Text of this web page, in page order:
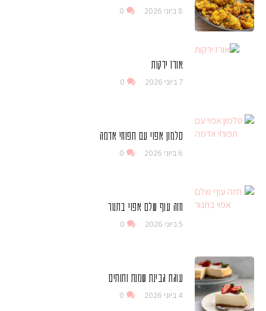
8 ביוני 2026 0
אורז ירקות
7 ביוני 2026 0
סלמון אפוי עם תפוחי אדמה
6 ביוני 2026 0
חזה עוף שלם אפוי בתנור
5 ביוני 2026 0
עוגת גבינת שמנת ותותים
4 ביוני 2026 0